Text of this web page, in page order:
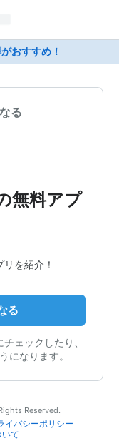
おすすめ！
る
無料アプ
を紹介！
る
ェックしたり、
になります。
Reserved.
イバシーポリシー
て